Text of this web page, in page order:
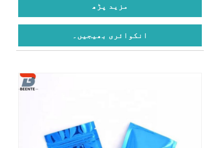
مزید پڑھ
انکوائری بھیجیں۔